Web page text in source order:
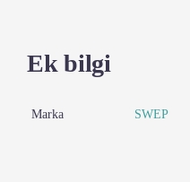
Ek bilgi
Marka SWEP